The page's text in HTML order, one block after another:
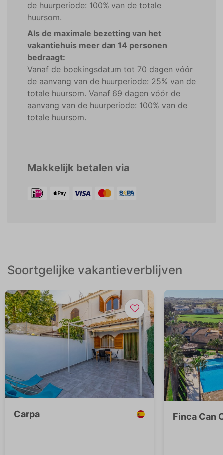
de huurperiode: 100% van de totale
huursom.
Als de maximale bezetting van het
vakantiehuis meer dan 14 personen
bedraagt:
Vanaf de boekingsdatum tot 70 dagen vóór
de aanvang van de huurperiode: 25% van de
totale huursom. Vanaf 69 dagen vóór de
aanvang van de huurperiode: 100% van de
totale huursom.
Makkelijk betalen via
Soortgelijke vakantieverblijven
Carpa Finca Can